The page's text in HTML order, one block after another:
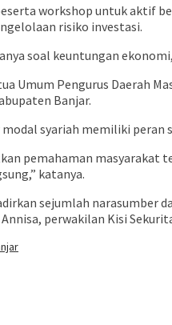
workshop untuk aktif
risiko investasi.
soal keuntungan
Umum Pengurus Daerah
Banjar.
modal syariah memiliki
pemahaman masyarakat
katanya.
sejumlah narasumber
Annisa, perwakilan Kisi